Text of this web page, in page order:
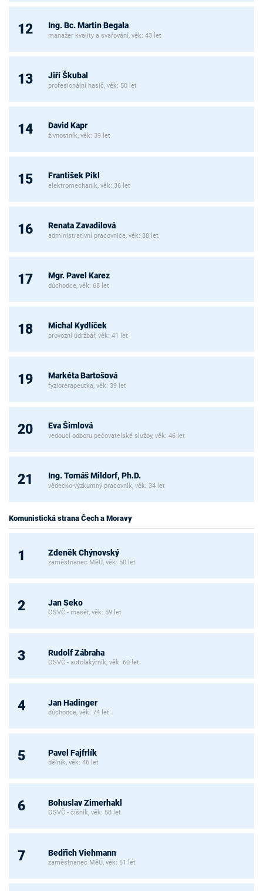
12 Ing. Bc. Martin Begala
manažer kvality a svařování, věk: 43 let
13 Jiří Škubal
profesionální hasič, věk: 50 let
14 David Kapr
živnostník, věk: 39 let
15 František Pikl
elektromechanik, věk: 36 let
16 Renata Zavadilová
administrativní pracovnice, věk: 38 let
17 Mgr. Pavel Karez
důchodce, věk: 68 let
18 Michal Kydlíček
provozní údržbář, věk: 41 let
19 Markéta Bartošová
fyzioterapeutka, věk: 39 let
20 Eva Šimlová
vedoucí odboru pečovatelské služby, věk: 46 let
21 Ing. Tomáš Mildorf, Ph.D.
vědecko-výzkumný pracovník, věk: 34 let
Komunistická strana Čech a Moravy
1 Zdeněk Chýnovský
zaměstnanec MěÚ, věk: 50 let
2 Jan Seko
OSVČ - masér, věk: 59 let
3 Rudolf Zábraha
OSVČ - autolakýrník, věk: 60 let
4 Jan Hadinger
důchodce, věk: 74 let
5 Pavel Fajfrlík
dělník, věk: 46 let
6 Bohuslav Zimerhakl
OSVČ - číšník, věk: 58 let
7 Bedřich Viehmann
zaměstnanec MěÚ, věk: 61 let